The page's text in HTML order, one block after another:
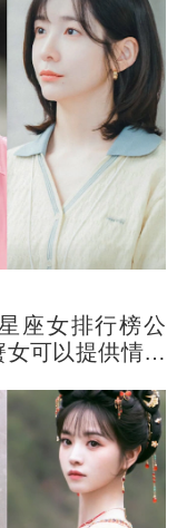
座女排行榜公
可以提供情緒